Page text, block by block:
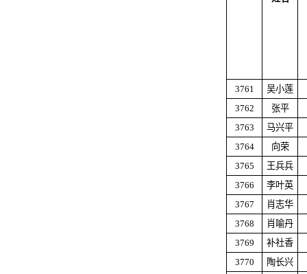
3761
吴小莲
3762
张平
3763
马兴平
3764
向荣
3765
王兵兵
3766
李叶英
3767
肖志华
3768
肖喻丹
3769
补社香
3770
陶长兴